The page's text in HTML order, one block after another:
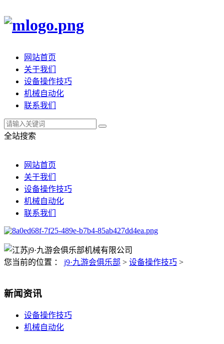
网站首页
关于我们
设备操作技巧
机械自动化
联系我们
全站搜索
网站首页
关于我们
设备操作技巧
机械自动化
联系我们
您当前的位置 ： j9·九游会俱乐部 > 设备操作技巧 >
新闻资讯
设备操作技巧
机械自动化